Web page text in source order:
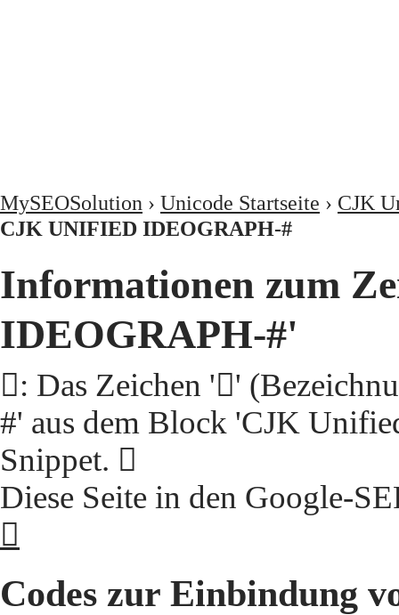
MySEOSolution › Unicode Startseite › CJK
CJK UNIFIED IDEOGRAPH-#
Informationen zum
IDEOGRAPH-#'
𦉺: Das Zeichen '𦉺'
#' aus dem Block 'CJK
Snippet. 𦉺
Diese Seite in den Google-
𦉺
Codes zur Einbindung